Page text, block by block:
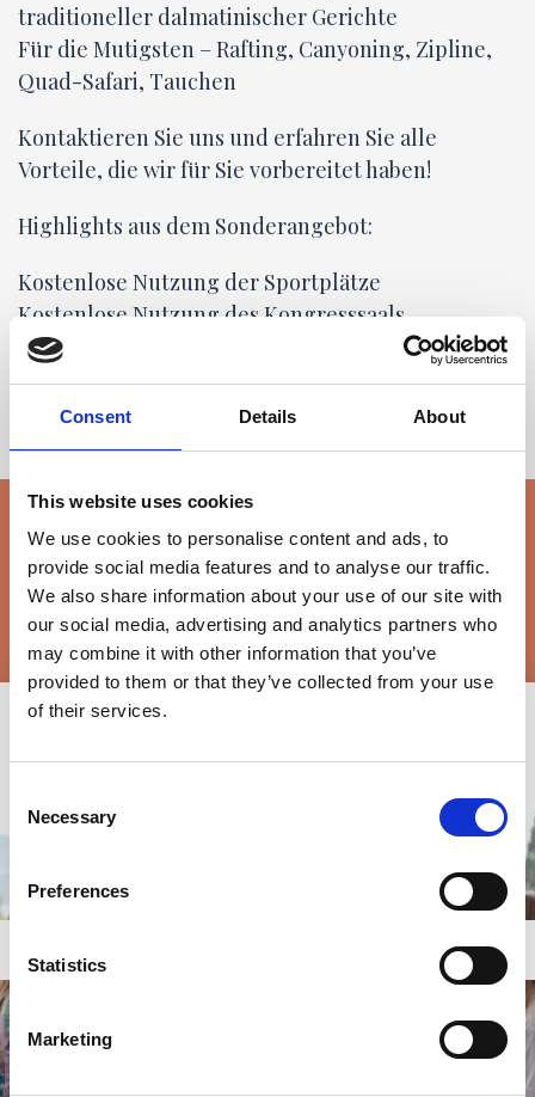
Consent Details About
This website uses cookies
We use cookies to personalise content and ads, to
provide social media features and to analyse our traffic.
We also share information about your use of our site with
our social media, advertising and analytics partners who
may combine it with other information that you’ve
provided to them or that they’ve collected from your use
of their services.
Selection
Necessary
Preferences
Statistics
Marketing
traditioneller dalmatinischer Gerichte
Für die Mutigsten – Rafting, Canyoning, Zipline,
Quad-Safari, Tauchen
Kontaktieren Sie uns und erfahren Sie alle
Vorteile, die wir für Sie vorbereitet haben!
Highlights aus dem Sonderangebot:
Kostenlose Nutzung der Sportplätze
Kostenlose Nutzung des Kongresssaals
Kostenlose Nutzung der Sonnenliegen am Pool
Pro 25 Personen ist 1 Person gratis
BUCHEN SIE JETZT